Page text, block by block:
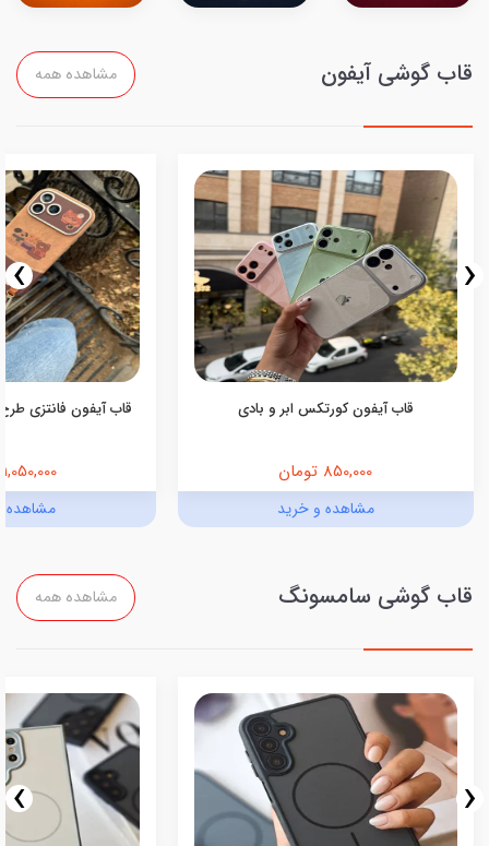
قاب گوشی آیفون مشاهده همه
قاب آیفون کورتکس ابر و بادی
850,000 تومان
مشاهده و خرید
قاب آیفون فانتزی
1,050,000 تومان
مشاهده
‹
›
قاب گوشی سامسونگ مشاهده همه
‹
›